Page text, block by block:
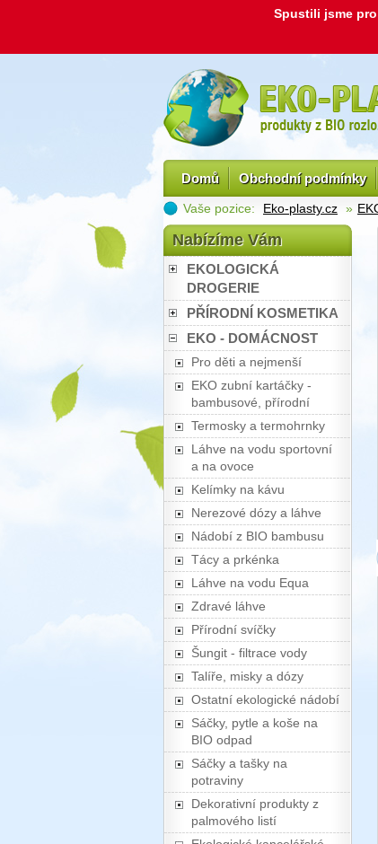
Spustili jsme
Domů Obchodní podmínky
Vaše pozice: Eko-plasty.cz »
Nabízíme Vám
EKOLOGICKÁ
DROGERIE
PŘÍRODNÍ KOSMETIKA
EKO - DOMÁCNOST
Pro děti a nejmenší
EKO zubní kartáčky -
bambusové, přírodní
Termosky a termohrnky
Láhve na vodu sportovní
a na ovoce
Kelímky na kávu
Nerezové dózy a láhve
Nádobí z BIO bambusu
Tácy a prkénka
Láhve na vodu Equa
Zdravé láhve
Přírodní svíčky
Šungit - filtrace vody
Talíře, misky a dózy
Ostatní ekologické nádobí
Sáčky, pytle a koše na
BIO odpad
Sáčky a tašky na
potraviny
Dekorativní produkty z
palmového listí